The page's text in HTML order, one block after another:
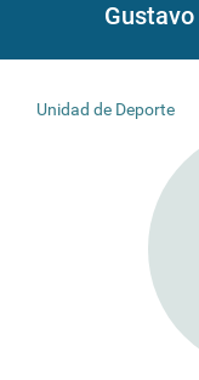
Unidad de Deporte